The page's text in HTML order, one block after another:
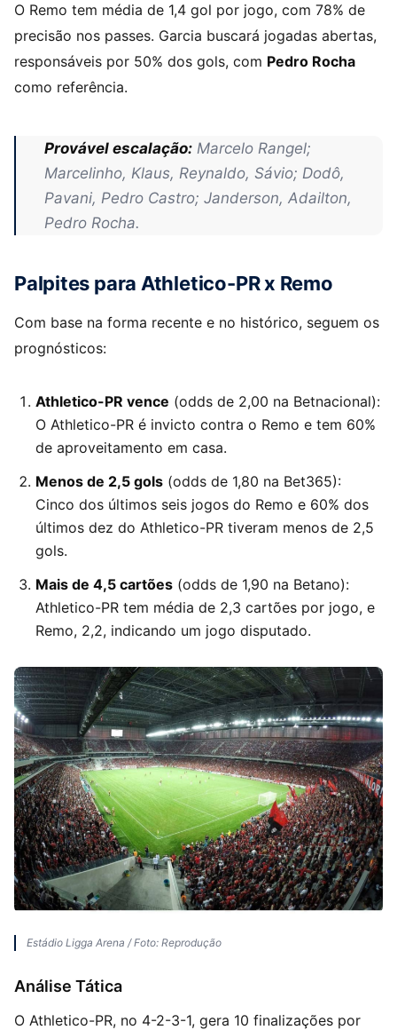
O Remo tem média de 1,4 gol por jogo, com 78% de
precisão nos passes. Garcia buscará jogadas abertas,
responsáveis por 50% dos gols, com Pedro Rocha
como referência.
Provável escalação: Marcelo Rangel;
Marcelinho, Klaus, Reynaldo, Sávio; Dodô,
Pavani, Pedro Castro; Janderson, Adailton,
Pedro Rocha.
Palpites para Athletico-PR x Remo
Com base na forma recente e no histórico, seguem os
prognósticos:
Athletico-PR vence (odds de 2,00 na Betnacional):
O Athletico-PR é invicto contra o Remo e tem 60%
de aproveitamento em casa.
Menos de 2,5 gols (odds de 1,80 na Bet365):
Cinco dos últimos seis jogos do Remo e 60% dos
últimos dez do Athletico-PR tiveram menos de 2,5
gols.
Mais de 4,5 cartões (odds de 1,90 na Betano):
Athletico-PR tem média de 2,3 cartões por jogo, e
Remo, 2,2, indicando um jogo disputado.
Estádio Ligga Arena / Foto: Reprodução
Análise Tática
O Athletico-PR, no 4-2-3-1, gera 10 finalizações por